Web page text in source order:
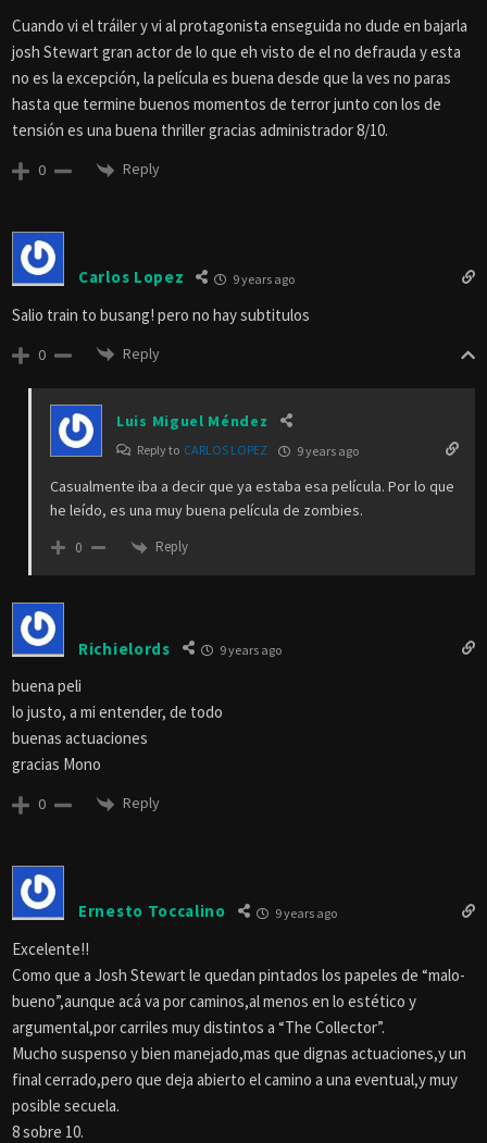
Cuando vi el tráiler y vi al protagonista enseguida no dude en bajarla
josh Stewart gran actor de lo que eh visto de el no defrauda y esta
no es la excepción, la película es buena desde que la ves no paras
hasta que termine buenos momentos de terror junto con los de
tensión es una buena thriller gracias administrador 8/10.
0 Reply
Carlos Lopez 9 years ago
Salio train to busang! pero no hay subtitulos
0 Reply
Luis Miguel Méndez
Reply to CARLOS LOPEZ 9 years ago
Casualmente iba a decir que ya estaba esa película. Por lo que
he leído, es una muy buena película de zombies.
0 Reply
Richielords 9 years ago
buena peli
lo justo, a mi entender, de todo
buenas actuaciones
gracias Mono
0 Reply
Ernesto Toccalino 9 years ago
Excelente!!
Como que a Josh Stewart le quedan pintados los papeles de “malo-
bueno”,aunque acá va por caminos,al menos en lo estético y
argumental,por carriles muy distintos a “The Collector”.
Mucho suspenso y bien manejado,mas que dignas actuaciones,y un
final cerrado,pero que deja abierto el camino a una eventual,y muy
posible secuela.
8 sobre 10.